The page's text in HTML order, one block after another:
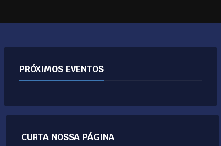
PRÓXIMOS EVENTOS
CURTA NOSSA PÁGINA